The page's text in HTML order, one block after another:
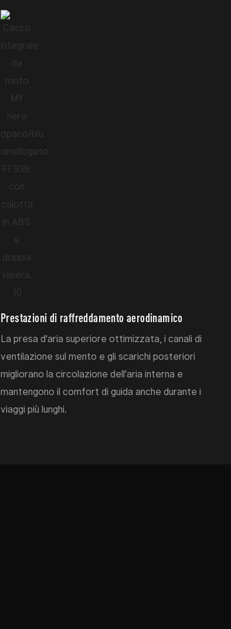
Prestazioni di raffreddamento aerodinamico
La presa d'aria superiore ottimizzata, i canali di
ventilazione sul mento e gli scarichi posteriori
migliorano la circolazione dell'aria interna e
mantengono il comfort di guida anche durante i
viaggi più lunghi.